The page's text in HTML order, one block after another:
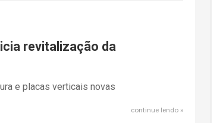
revitalização da
e placas verticais novas
continue lendo